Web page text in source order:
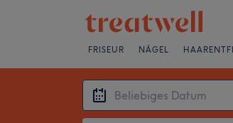
FRISEUR NÄGEL